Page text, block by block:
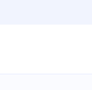
idealmente dentro